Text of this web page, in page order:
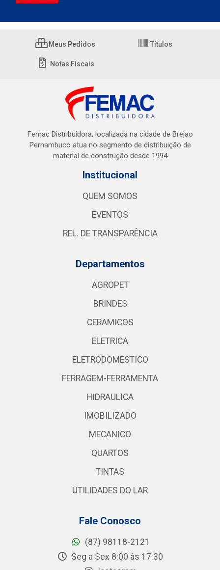
Meus Pedidos Títulos
Notas Fiscais
Femac Distribuidora, localizada na cidade de Brejao
Pernambuco atua no segmento de distribuição de
material de construção desde 1994
Institucional
QUEM SOMOS
EVENTOS
REL. DE TRANSPARÊNCIA
Departamentos
AGROPET
BRINDES
CERAMICOS
ELETRICA
ELETRODOMESTICO
FERRAGEM-FERRAMENTA
HIDRAULICA
IMOBILIZADO
MECANICO
QUARTOS
TINTAS
UTILIDADES DO LAR
Fale Conosco
(87) 98118-2121
Seg a Sex 8:00 às 17:30